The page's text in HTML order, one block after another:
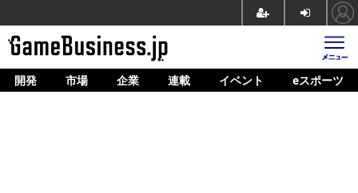
ホーム
開発 市場 企業 連載 イベント eスポーツ